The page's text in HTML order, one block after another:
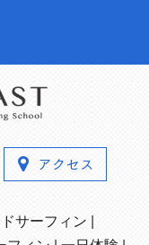
サーフィン